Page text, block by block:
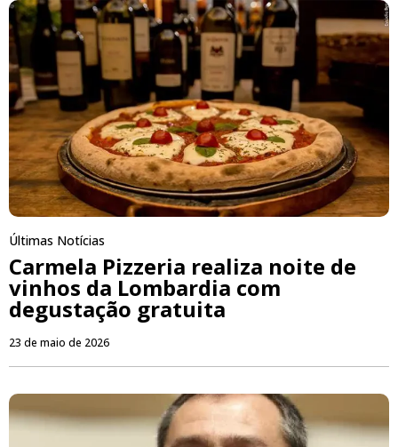
Últimas Notícias
Carmela Pizzeria realiza noite de
vinhos da Lombardia com
degustação gratuita
23 de maio de 2026